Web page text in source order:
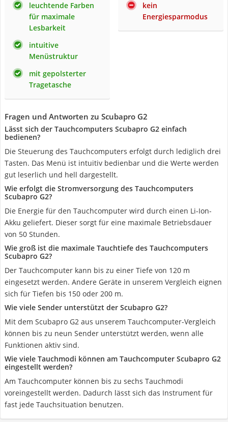
leuchtende Farben
für maximale
Lesbarkeit
intuitive
Menüstruktur
mit gepolsterter
Tragetasche
kein
Energiesparmodus
Fragen und Antworten zu Scubapro G2
Lässt sich der Tauchcomputers Scubapro G2 einfach
bedienen?
Die Steuerung des Tauchcomputers erfolgt durch lediglich drei
Tasten. Das Menü ist intuitiv bedienbar und die Werte werden
gut leserlich und hell dargestellt.
Wie erfolgt die Stromversorgung des Tauchcomputers
Scubapro G2?
Die Energie für den Tauchcomputer wird durch einen Li-Ion-
Akku geliefert. Dieser sorgt für eine maximale Betriebsdauer
von 50 Stunden.
Wie groß ist die maximale Tauchtiefe des Tauchcomputers
Scubapro G2?
Der Tauchcomputer kann bis zu einer Tiefe von 120 m
eingesetzt werden. Andere Geräte in unserem Vergleich eignen
sich für Tiefen bis 150 oder 200 m.
Wie viele Sender unterstützt der Scubapro G2?
Mit dem Scubapro G2 aus unserem Tauchcomputer-Vergleich
können bis zu neun Sender unterstützt werden, wenn alle
Funktionen aktiv sind.
Wie viele Tauchmodi können am Tauchcomputer Scubapro G2
eingestellt werden?
Am Tauchcomputer können bis zu sechs Tauchmodi
voreingestellt werden. Dadurch lässt sich das Instrument für
fast jede Tauchsituation benutzen.